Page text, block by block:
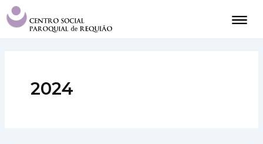
Skip
to
content
2024